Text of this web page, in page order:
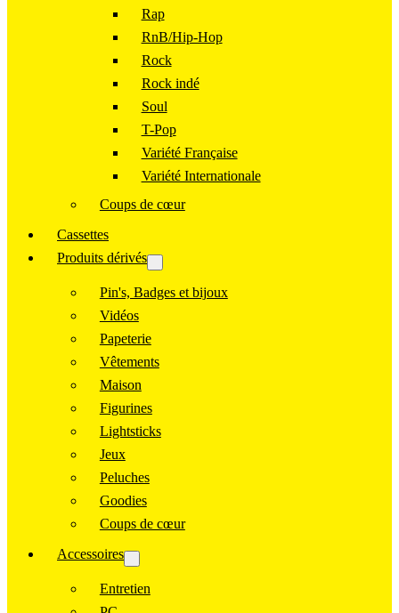
Rap
RnB/Hip-Hop
Rock
Rock indé
Soul
T-Pop
Variété Française
Variété Internationale
Coups de cœur
Cassettes
Produits dérivés
Pin's, Badges et bijoux
Vidéos
Papeterie
Vêtements
Maison
Figurines
Lightsticks
Jeux
Peluches
Goodies
Coups de cœur
Accessoires
Entretien